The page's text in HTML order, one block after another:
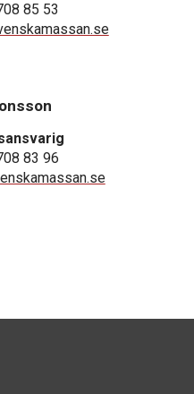
85 53
83 96